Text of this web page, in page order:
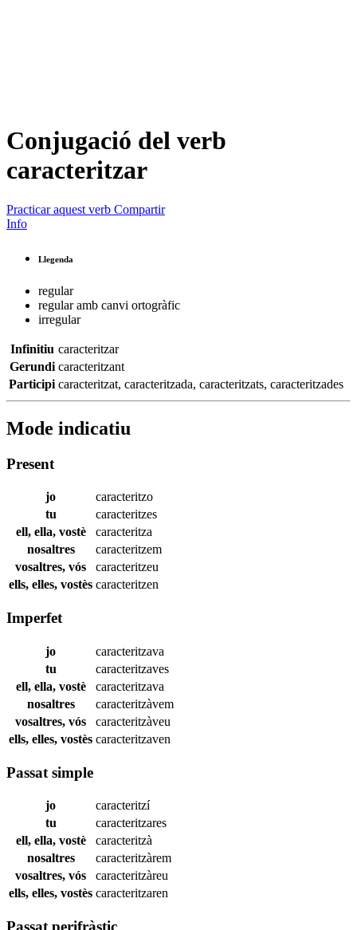
Conjugació del verb
caracteritzar
Practicar aquest verb Compartir
Info
Llegenda
regular
regular amb canvi ortogràfic
irregular
Infinitiu caracteritzar
Gerundi caracteritzant
Participi caracteritzat, caracteritzada, caracteritzats, caracteritzades
Mode indicatiu
Present
jo
caracteritzo
tu
caracteritzes
ell, ella, vostè
caracteritza
nosaltres
caracteritzem
vosaltres, vós
caracteritzeu
ells, elles, vostès caracteritzen
Imperfet
jo
caracteritzava
tu
caracteritzaves
ell, ella, vostè
caracteritzava
nosaltres
caracteritzàvem
vosaltres, vós
caracteritzàveu
ells, elles, vostès caracteritzaven
Passat simple
jo
caracteritzí
tu
caracteritzares
ell, ella, vostè
caracteritzà
nosaltres
caracteritzàrem
vosaltres, vós
caracteritzàreu
ells, elles, vostès caracteritzaren
Passat perifràstic